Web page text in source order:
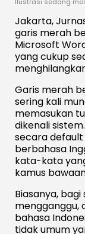
Jakarta,
garis merah
Microsoft
yang cukup
Garis merah
sering kali
memasukan
dikenali
secara
berbahasa
kata-kata
kamus
Biasanya,
mengganggu,
bahasa
tidak umum